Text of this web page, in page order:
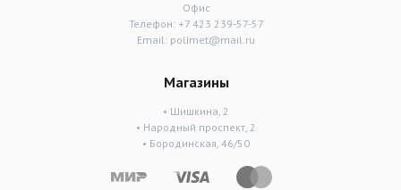
Офис
Телефон: +7 423 239-57-57
Email: polimet@mail.ru
Магазины
• Шишкина, 2
• Народный проспект, 2
• Бородинская, 46/50